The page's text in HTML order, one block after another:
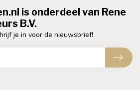
is onderdeel van Rene
B.V.
je in voor de nieuwsbrief!